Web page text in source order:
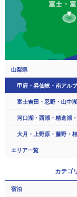
山梨県
甲府・昇仙峡・南アル
富士吉田・忍野・山中湖
河口湖・西湖・精進湖
大月・上野原・藤野・
エリア一覧
カテゴ
宿泊